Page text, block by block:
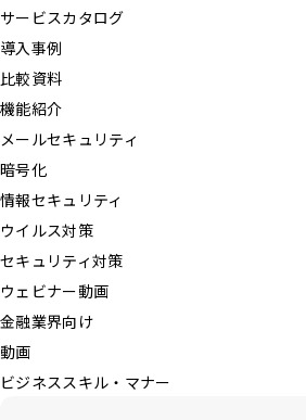
サービスカタログ
導入事例
比較資料
機能紹介
メールセキュリティ
暗号化
情報セキュリティ
ウイルス対策
セキュリティ対策
ウェビナー動画
金融業界向け
動画
ビジネススキル・マナー